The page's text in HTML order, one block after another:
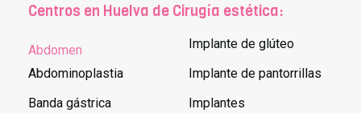
Centros en Huelva de Cirugía estética:
Abdomen
Abdominoplastia
Banda gástrica
Implante de glúteo
Implante de pantorrillas
Implantes